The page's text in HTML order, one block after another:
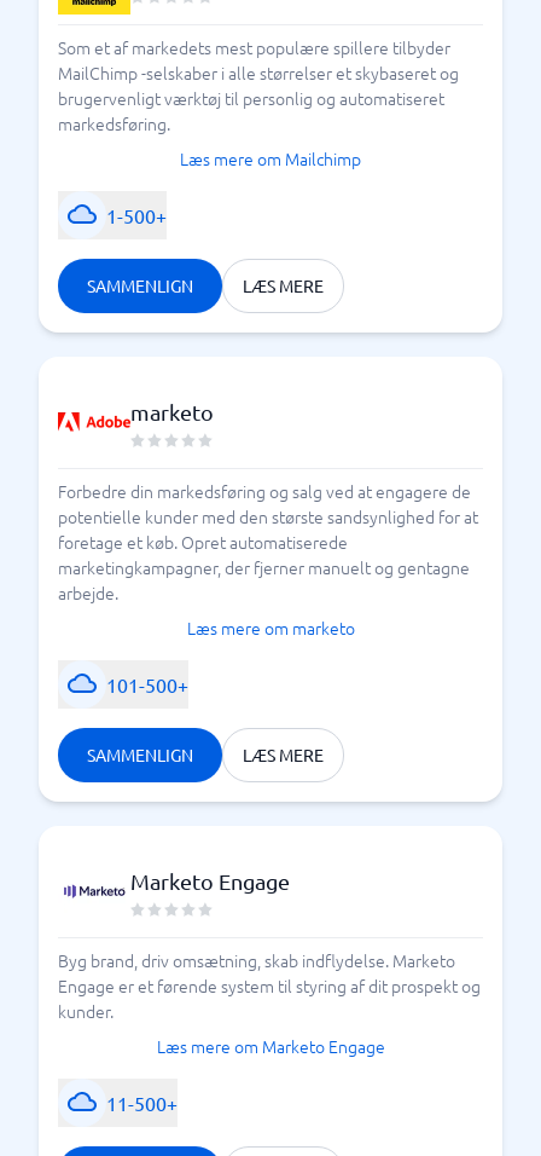
Som et af markedets mest populære spillere tilbyder
MailChimp -selskaber i alle størrelser et skybaseret og
brugervenligt værktøj til personlig og automatiseret
markedsføring.
Læs mere om Mailchimp
1-500+
SAMMENLIGN LÆS MERE
marketo
Forbedre din markedsføring og salg ved at engagere de
potentielle kunder med den største sandsynlighed for at
foretage et køb. Opret automatiserede
marketingkampagner, der fjerner manuelt og gentagne
arbejde.
Læs mere om marketo
101-500+
SAMMENLIGN LÆS MERE
Marketo Engage
Byg brand, driv omsætning, skab indflydelse. Marketo
Engage er et førende system til styring af dit prospekt og
kunder.
Læs mere om Marketo Engage
11-500+